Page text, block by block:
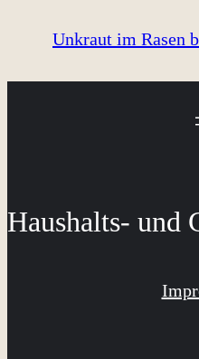
Unkraut im Rasen
Haushalts- und